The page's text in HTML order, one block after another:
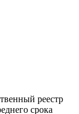
реестр
срока